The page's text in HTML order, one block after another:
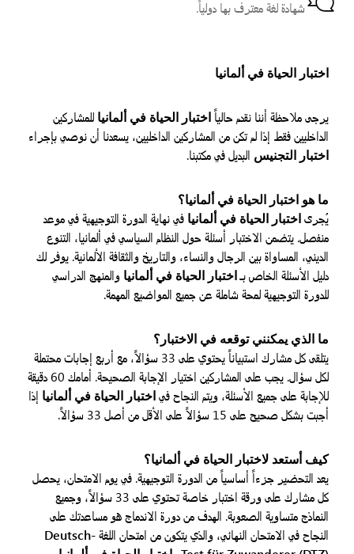
شهادة لغة معترف بها دولياً.
اختبار الحياة في ألمانيا
يرجى ملاحظة أننا نقدم حالياًاختبار الحياة في ألمانياللمشاركين
الداخليين فقط. إذا لم تكن من المشاركين الداخليين، يسعدنا أن نوصي بإجراء
اختبار التجنيسالبديل في مكتبنا.
ما هو اختبار الحياة في ألمانيا؟
يُجرىاختبار الحياة في ألمانيافي نهاية الدورة التوجيهية في موعد
منفصل. يتضمن الاختبار أسئلة حول النظام السياسي في ألمانيا، التنوع
الديني، المساواة بين الرجال والنساء، والتاريخ والثقافة الألمانية. يوفر لك
دليل الأسئلة الخاص بـاختبار الحياة في ألمانياوالمنهج الدراسي
للدورة التوجيهية لمحة شاملة عن جميع المواضيع المهمة.
ما الذي يمكنني توقعه في الاختبار؟
يتلقى كل مشارك استبياناً يحتوي على 33 سؤالاً، مع أربع إجابات محتملة
لكل سؤال. يجب على المشاركين اختيار الإجابة الصحيحة. أمامك 60 دقيقة
للإجابة على جميع الأسئلة، ويتم النجاح فياختبار الحياة في ألمانياإذا
أجبت بشكل صحيح على 15 سؤالاً على الأقل من أصل 33 سؤالاً.
كيف أستعد لاختبار الحياة في ألمانيا؟
يعد التحضير جزءاً أساسياً من الدورة التوجيهية. في يوم الامتحان، يحصل
كل مشارك على ورقة اختبار خاصة تحتوي على 33 سؤالاً، وجميع
النماذج متساوية الصعوبة. الهدف من دورة الاندماج هو مساعدتك على
النجاح في الامتحان النهائي، والذي يتكون من امتحان اللغةDeutsch-